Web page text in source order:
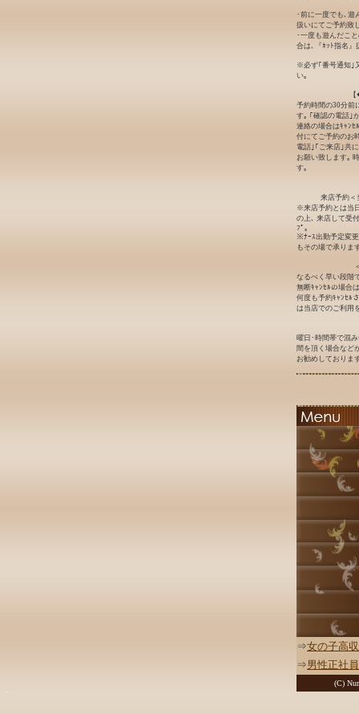
･前に一度でも､遊
扱いにてご予約致
･一度も遊んだこ
合は､『ﾈｯﾄ指名』
※必ず｢番号通知｣
い｡
予約時間の30分前
す｡ ｢確認の電話｣
連絡の場合はｷｬﾝｾ
付にてご予約のお
電話｣｢ご来店｣共
お願い致します｡
す｡
来店予約＜
※来店予約とは当
の上､ 来店して受
ﾌﾟ｡
※ﾅｰｽ出勤予定変
もその場で承りま
なるべく早い段階
無断ｷｬﾝｾﾙの場合
何度も予約ｷｬﾝｾﾙ
は当店でのご利用
曜日･時間帯で混
間を頂く場合など
お勧めしておりま
⇒女の子高
⇒男性正社
(C)